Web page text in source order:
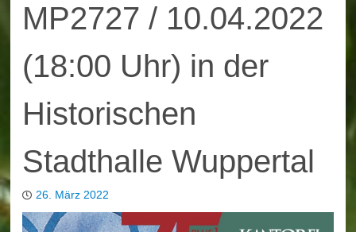
MP2727 / 10.04.2022
(18:00 Uhr) in der
Historischen
Stadthalle Wuppertal
26. März 2022